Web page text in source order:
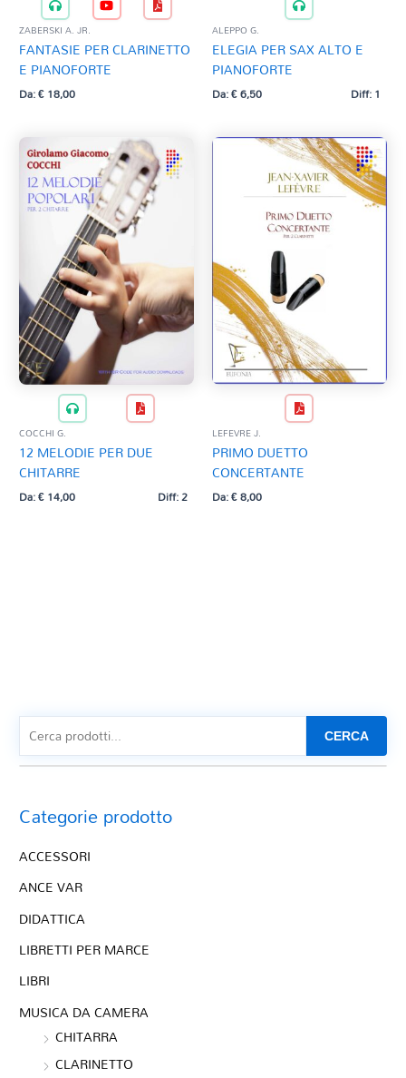
ZABERSKI A. JR.
FANTASIE PER CLARINETTO
E PIANOFORTE
Da:€18,00
ALEPPO G.
ELEGIA PER SAX ALTO E
PIANOFORTE
Da:€6,50 Diff: 1
COCCHI G.
12 MELODIE PER DUE
CHITARRE
Da:€14,00 Diff: 2
LEFEVRE J.
PRIMO DUETTO
CONCERTANTE
Da:€8,00
CERCA
Categorie prodotto
ACCESSORI
ANCE VAR
DIDATTICA
LIBRETTI PER MARCE
LIBRI
MUSICA DA CAMERA
CHITARRA
CLARINETTO